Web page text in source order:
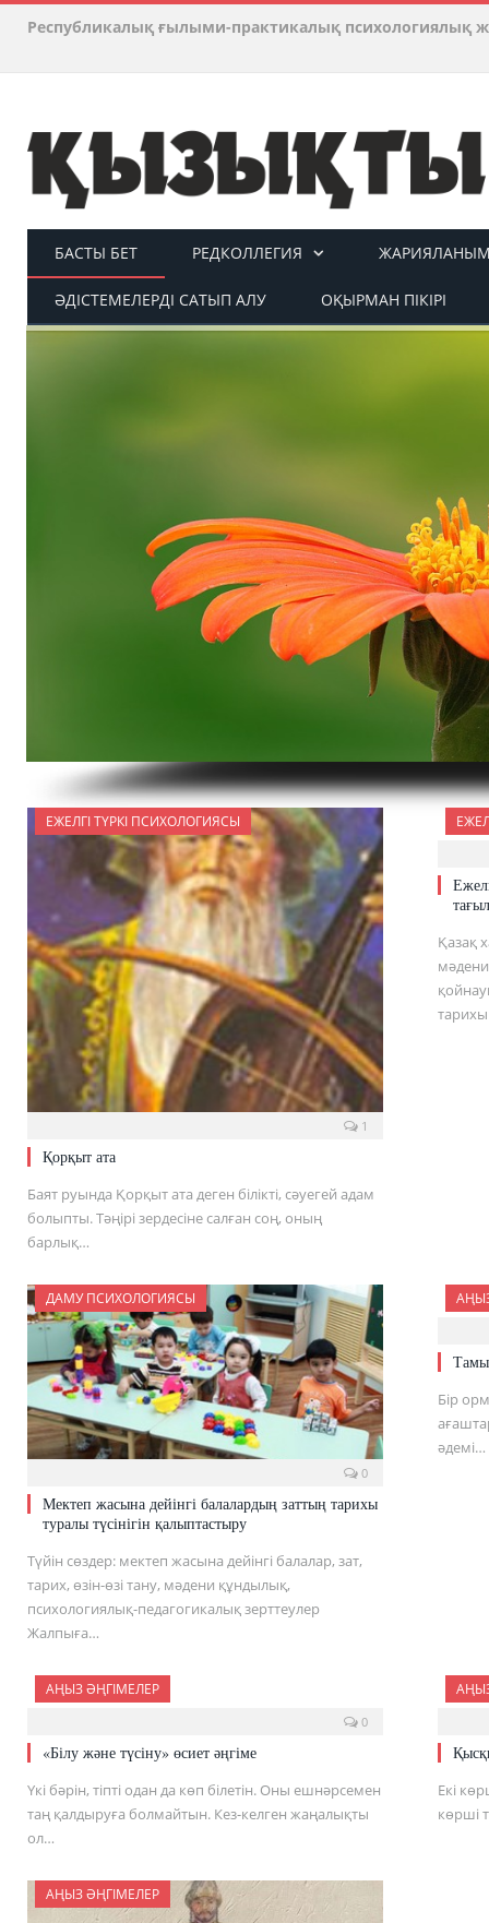
Республикалық ғылыми-практикалық психологиялық
БАСТЫ БЕТ РЕДКОЛЛЕГИЯ ЖАРИЯЛАНЫМ
ӘДІСТЕМЕЛЕРДІ САТЫП АЛУ ОҚЫРМАН ПІКІРІ
ЕЖЕЛГІ ТҮРКІ ПСИХОЛОГИЯСЫ
1
Қорқыт ата
Баят руында Қорқыт ата деген білікті, сәуегей адам
болыпты. Тәңірі зердесіне салған соң, оның
барлық…
Қазақ
ДАМУ ПСИХОЛОГИЯСЫ
0
Мектеп жасына дейінгі балалардың заттың тарихы
туралы түсінігін қалыптастыру
Түйін сөздер: мектеп жасына дейінгі балалар, зат,
тарих, өзін-өзі тану, мәдени құндылық,
психологиялық-педагогикалық зерттеулер
Жалпыға…
Бір
әдемі…
АҢЫЗ ӘҢГІМЕЛЕР
0
«Білу және түсіну» өсиет әңгіме
Үкі бәрін, тіпті одан да көп білетін. Оны ешнәрсемен
таң қалдыруға болмайтын. Кез-келген жаңалықты
ол…
Екі
көрші
АҢЫЗ ӘҢГІМЕЛЕР